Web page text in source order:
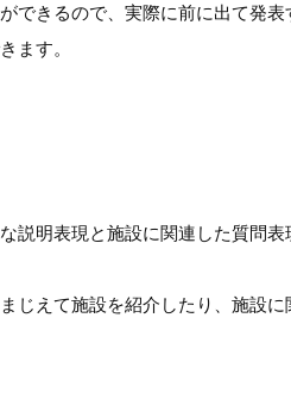
できるので、実際に前に出て発
ます。
説明表現と施設に関連した質問表
じえて施設を紹介したり、施設